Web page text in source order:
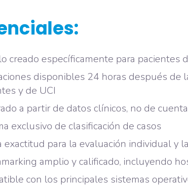
creado específicamente para pacientes
disponibles 24 horas después
y de UCI
a partir de datos clínicos, no de
exclusivo de clasificación de casos
exactitud para la evaluación individual y
amplio y calificado, incluyendo
con los principales sistemas